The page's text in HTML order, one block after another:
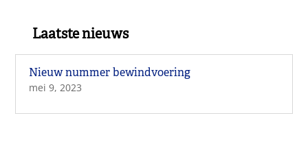
Laatste nieuws
Nieuw nummer bewindvoering
mei 9, 2023